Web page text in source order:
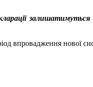
впровадження нової